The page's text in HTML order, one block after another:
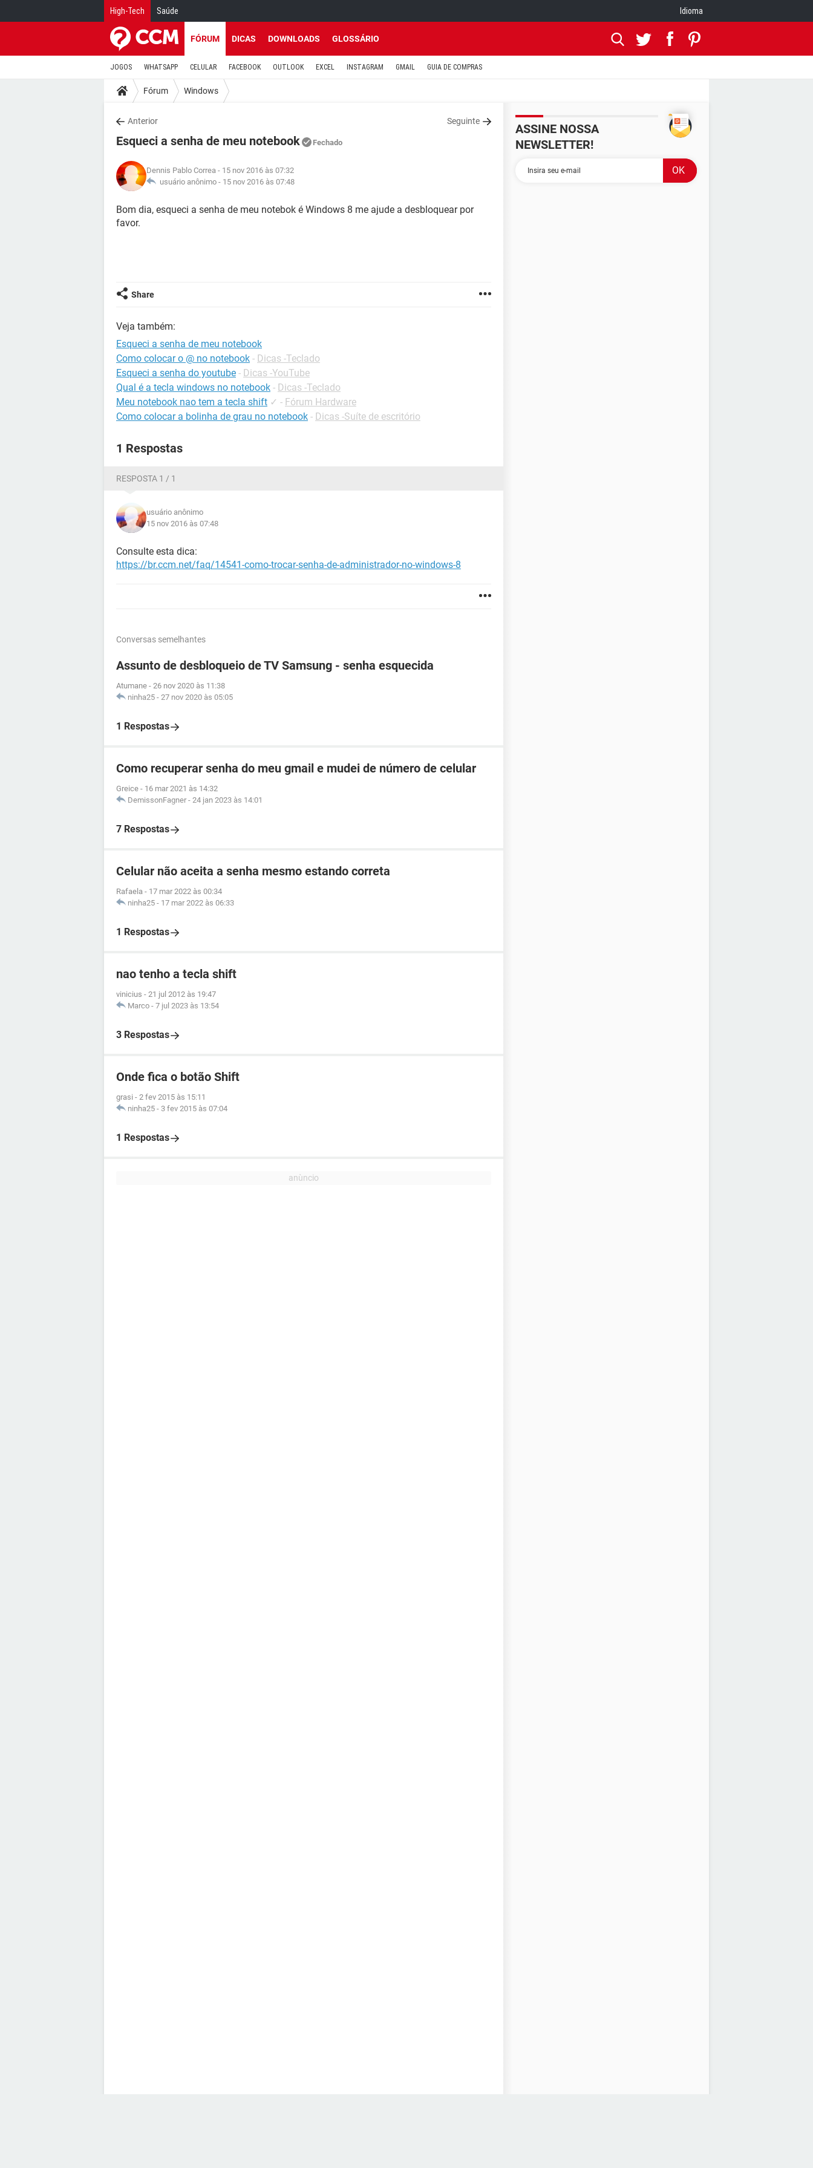
High-Tech Saúde Idioma
FÓRUM DICAS DOWNLOADS GLOSSÁRIO
JOGOS WHATSAPP CELULAR FACEBOOK OUTLOOK EXCEL INSTAGRAM GMAIL GUIA DE COMPRAS
Fórum Windows
Anterior Seguinte
Esqueci a senha de meu notebook Fechado
Dennis Pablo Correa - 15 nov 2016 às 07:32
usuário anônimo - 15 nov 2016 às 07:48
Bom dia, esqueci a senha de meu notebok é Windows 8 me ajude a desbloquear por
favor.
Share
Veja também:
Esqueci a senha de meu notebook
Como colocar o @ no notebook - Dicas -Teclado
Esqueci a senha do youtube - Dicas -YouTube
Qual é a tecla windows no notebook - Dicas -Teclado
Meu notebook nao tem a tecla shift ✓ - Fórum Hardware
Como colocar a bolinha de grau no notebook - Dicas -Suíte de escritório
1 Respostas
RESPOSTA 1 / 1
usuário anônimo
15 nov 2016 às 07:48
Consulte esta dica:
https://br.ccm.net/faq/14541-como-trocar-senha-de-administrador-no-windows-8
Conversas semelhantes
Assunto de desbloqueio de TV Samsung - senha esquecida
Atumane - 26 nov 2020 às 11:38
ninha25 - 27 nov 2020 às 05:05
1 Respostas
Como recuperar senha do meu gmail e mudei de número de celular
Greice - 16 mar 2021 às 14:32
DemissonFagner - 24 jan 2023 às 14:01
7 Respostas
Celular não aceita a senha mesmo estando correta
Rafaela - 17 mar 2022 às 00:34
ninha25 - 17 mar 2022 às 06:33
1 Respostas
nao tenho a tecla shift
vinicius - 21 jul 2012 às 19:47
Marco - 7 jul 2023 às 13:54
3 Respostas
Onde fica o botão Shift
grasi - 2 fev 2015 às 15:11
ninha25 - 3 fev 2015 às 07:04
1 Respostas
ASSINE NOSSA
NEWSLETTER!